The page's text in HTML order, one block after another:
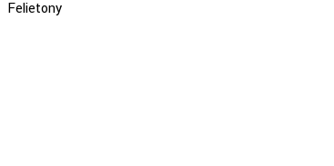
Felietony